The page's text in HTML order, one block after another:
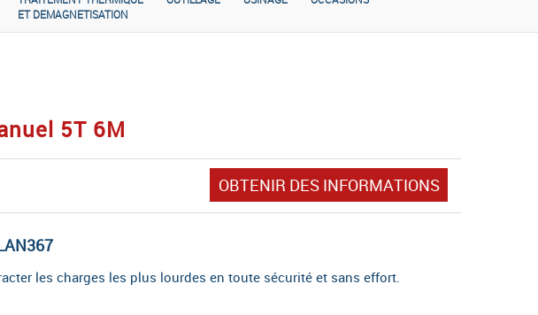
ET DEMAGNETISATION
5T 6M
OBTENIR DES INFORMATIONS
les charges les plus lourdes en toute sécurité et sans effort.